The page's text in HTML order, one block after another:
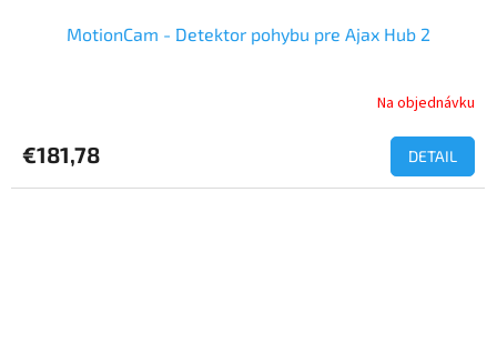
MotionCam - Detektor pohybu pre Ajax Hub 2
Na objednávku
€181,78 DETAIL